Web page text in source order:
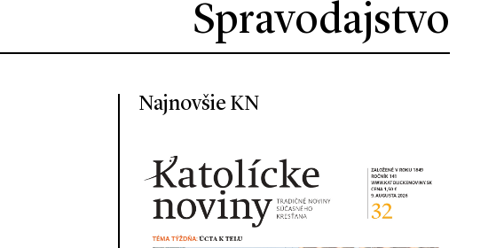
Spravodajstvo
Najnovšie KN